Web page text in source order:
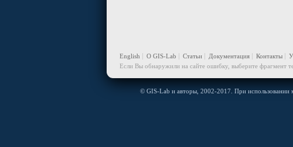
English О GIS-Lab Статьи Документация Контакты
Если Вы обнаружили на сайте ошибку, выберите фрагмент
© GIS-Lab и авторы, 2002-2017. При использовании